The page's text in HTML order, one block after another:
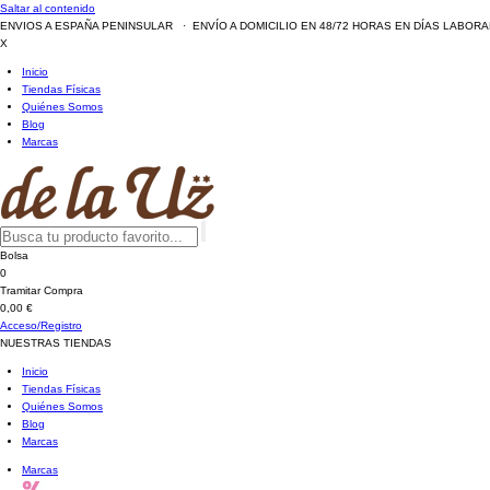
Saltar al contenido
ENVIOS A ESPAÑA PENINSULAR · ENVÍO A DOMICILIO EN 48/72 HORAS EN DÍAS
X
Inicio
Tiendas Físicas
Quiénes Somos
Blog
Marcas
Bolsa
0
Tramitar Compra
0,00 €
Acceso/Registro
NUESTRAS TIENDAS
Inicio
Tiendas Físicas
Quiénes Somos
Blog
Marcas
Marcas